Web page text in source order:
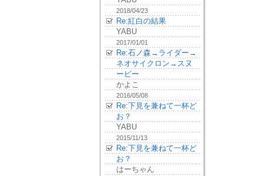
2018/04/23
Re:紅白の結果
YABU
2017/01/01
Re:石ノ森→ライダー→
ネオサイクロン→スヌ
ーピー
かよこ
2016/05/08
Re:下見を兼ねて一杯ど
お？
YABU
2015/11/13
Re:下見を兼ねて一杯ど
お？
はーちゃん